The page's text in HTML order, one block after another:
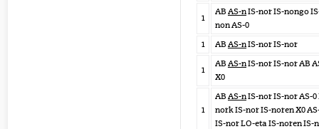
1
AB AS-nIS-nor IS-nongo
non AS-0
1
AB AS-nIS-nor IS-nor
1
AB AS-nIS-nor IS-nor AB
X0
1
AB AS-nIS-nor IS-nor AS-0
nork IS-nor IS-noren X0
IS-nor LO-eta IS-noren IS-